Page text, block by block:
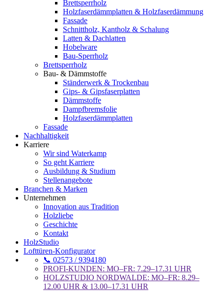
Brettsperrholz
Holzfaserdämmplatten & Holzfaserdämmung
Fassade
Schnittholz, Kantholz & Schalung
Latten & Dachlatten
Hobelware
Bau-Sperrholz
Brettsperrholz
Bau- & Dämmstoffe
Ständerwerk & Trockenbau
Gips- & Gipsfaserplatten
Dämmstoffe
Dampfbremsfolie
Holzfaserdämmplatten
Fassade
Nachhaltigkeit
Karriere
Wir sind Waterkamp
So geht Karriere
Ausbildung & Studium
Stellenangebote
Branchen & Marken
Unternehmen
Innovation aus Tradition
Holzliebe
Geschichte
Kontakt
HolzStudio
Lofttüren-Konfigurator
📞 02573 / 9394180
PROFI-KUNDEN: MO–FR: 7.29–17.31 UHR
HOLZSTUDIO NORDWALDE: MO–FR: 8.29–
12.00 UHR & 13.00–17.31 UHR